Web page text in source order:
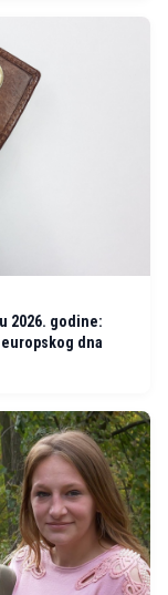
2026. godine:
dna